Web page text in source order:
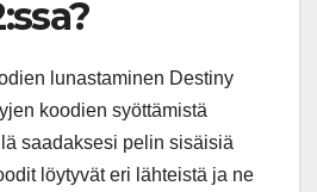
lunastaminen Destiny
koodien syöttämistä
saadaksesi pelin sisäisiä
löytyvät eri lähteistä ja ne